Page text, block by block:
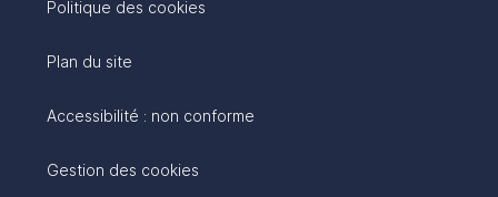
Politique des cookies
Plan du site
Accessibilité : non conforme
Gestion des cookies